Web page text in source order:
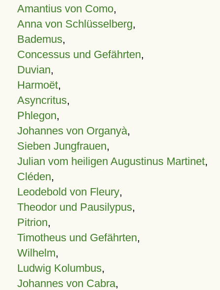
Amantius von Como,
Anna von Schlüsselberg,
Bademus,
Concessus und Gefährten,
Duvian,
Harmoët,
Asyncritus,
Phlegon,
Johannes von Organyà,
Sieben Jungfrauen,
Julian vom heiligen Augustinus Martinet,
Cléden,
Leodebold von Fleury,
Theodor und Pausilypus,
Pitrion,
Timotheus und Gefährten,
Wilhelm,
Ludwig Kolumbus,
Johannes von Cabra,